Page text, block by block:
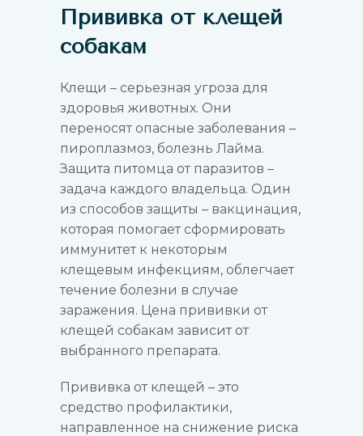
0 3
часов
: 0 0
минут
:
Прививка от клещей
собакам
Клещи – серьезная угроза для
здоровья животных. Они
переносят опасные заболевания –
пироплазмоз, болезнь Лайма.
Защита питомца от паразитов –
задача каждого владельца. Один
из способов защиты – вакцинация,
которая помогает сформировать
иммунитет к некоторым
клещевым инфекциям, облегчает
течение болезни в случае
заражения. Цена прививки от
клещей собакам зависит от
выбранного препарата.
Прививка от клещей – это
средство профилактики,
направленное на снижение риска